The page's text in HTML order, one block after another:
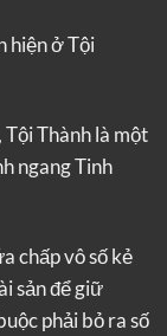
hiện ở Tội
Tội Thành là một
ngang Tinh
chấp vô số kẻ
sản để giữ
phải bỏ ra số